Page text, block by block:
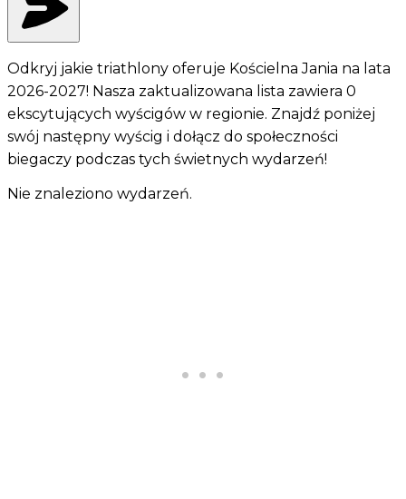
Odkryj jakie triathlony oferuje Kościelna Jania na lata
2026-2027! Nasza zaktualizowana lista zawiera 0
ekscytujących wyścigów w regionie. Znajdź poniżej
swój następny wyścig i dołącz do społeczności
biegaczy podczas tych świetnych wydarzeń!
Nie znaleziono wydarzeń.